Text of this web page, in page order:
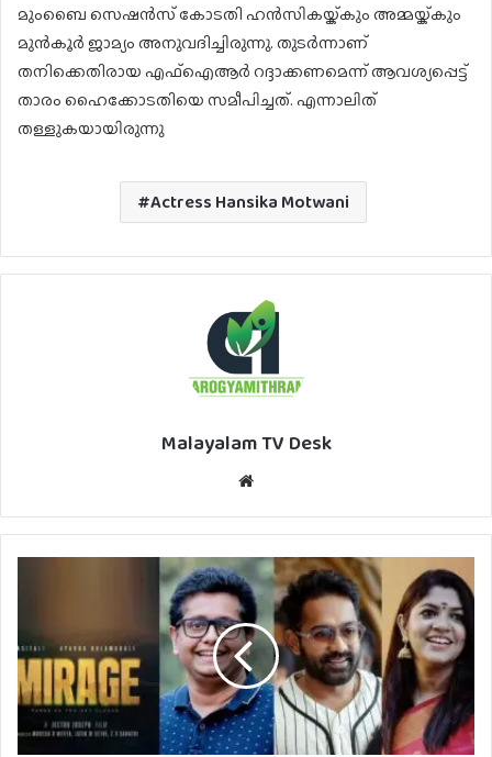
മുംബൈ സെഷൻസ് കോടതി ഹൻസികയ്ക്കും അമ്മയ്ക്കും
മുൻകൂർ ജാമ്യം അനുവദിച്ചിരുന്നു. തുടർന്നാണ്
തനിക്കെതിരായ എഫ്‌ഐആർ റദ്ദാക്കണമെന്ന് ആവശ്യപ്പെട്ട്
താരം ഹൈക്കോടതിയെ സമീപിച്ചത്. എന്നാലിത്
തള്ളുകയായിരുന്നു
Actress Hansika Motwani
Malayalam TV Desk